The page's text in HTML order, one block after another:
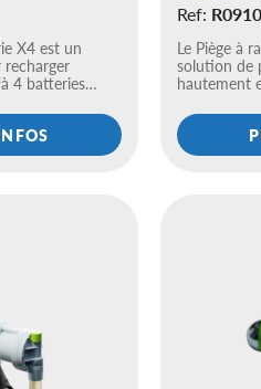
X4 est un
4 batteries…
Ref: R0910
Le Piège à
solution de
hautement